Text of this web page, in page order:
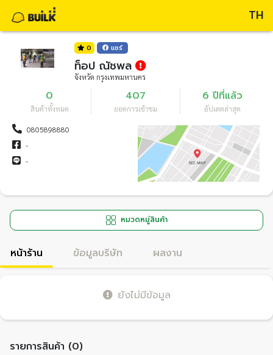
TH
0 แชร์
ท็อป ณัชพล
จังหวัด กรุงเทพมหานคร
0
สินค้าทั้งหมด
407
ยอดการเข้าชม
6 ปีที่แล้ว
อัปเดตล่าสุด
0805898880
-
-
หมวดหมู่สินค้า
หน้าร้าน ข้อมูลบริษัท ผลงาน
ยังไม่มีข้อมูล
รายการสินค้า (0)